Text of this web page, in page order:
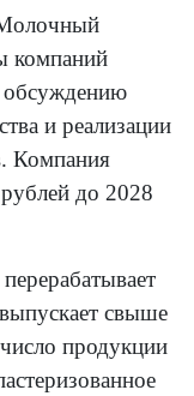
компаний
обсуждению
и реализации
Компания
до 2028
свыше
продукции